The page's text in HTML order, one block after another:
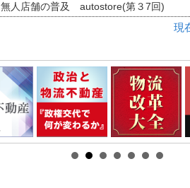
無人店舗の普及 autostore(第３7回)
現